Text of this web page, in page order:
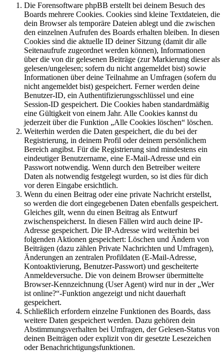
Die Forensoftware phpBB erstellt bei deinem Besuch des
Boards mehrere Cookies. Cookies sind kleine Textdateien, die
dein Browser als temporäre Dateien ablegt und die zwischen
den einzelnen Aufrufen des Boards erhalten bleiben. In diesen
Cookies sind die aktuelle ID deiner Sitzung (damit dir alle
Seitenaufrufe zugeordnet werden können), Informationen
über die von dir gelesenen Beiträge (zur Markierung dieser als
gelesen/ungelesen; sofern du nicht angemeldet bist) sowie
Informationen über deine Teilnahme an Umfragen (sofern du
nicht angemeldet bist) gespeichert. Ferner werden deine
Benutzer-ID, ein Authentifizierungsschlüssel und eine
Session-ID gespeichert. Die Cookies haben standardmäßig
eine Gültigkeit von einem Jahr. Alle Cookies kannst du
jederzeit über die Funktion „Alle Cookies löschen“ löschen.
Weiterhin werden die Daten gespeichert, die du bei der
Registrierung, in deinem Profil oder deinem persönlichem
Bereich angibst. Für die Registrierung sind mindestens ein
eindeutiger Benutzername, eine E-Mail-Adresse und ein
Passwort notwendig. Wenn durch den Betreiber weitere
Daten als notwendig festgelegt wurden, so ist dies für dich
vor deren Eingabe ersichtlich.
Wenn du einen Beitrag oder eine private Nachricht erstellst,
so werden die dort eingegebenen Daten ebenfalls gespeichert.
Gleiches gilt, wenn du einen Beitrag als Entwurf
zwischenspeicherst. In diesen Fällen wird auch deine IP-
Adresse gespeichert. Die IP-Adresse wird weiterhin bei
folgenden Aktionen gespeichert: Löschen und Ändern von
Beiträgen (dazu zählen Private Nachrichten und Umfragen),
Änderungen an zentralen Profildaten (E-Mail-Adresse,
Kontoaktivierung, Benutzer-Passwort) und gescheiterte
Anmeldeversuche. Die von deinem Browser übermittelte
Browser-Kennzeichnung (User Agent) wird nur in der „Wer
ist online?“-Funktion angezeigt und nicht dauerhaft
gespeichert.
Schließlich erfordern einzelne Funktionen des Boards, dass
weitere Daten gespeichert werden. Dazu gehören dein
Abstimmungsverhalten bei Umfragen, der Gelesen-Status von
deinen Beiträgen oder explizit von dir gesetzte Lesezeichen
oder Benachrichtigungsfunktionen.